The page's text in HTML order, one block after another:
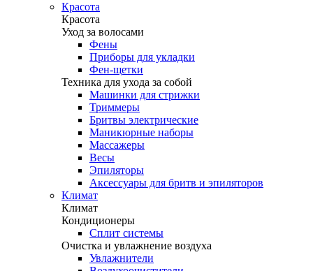
Красота
Красота
Уход за волосами
Фены
Приборы для укладки
Фен-щетки
Техника для ухода за собой
Машинки для стрижки
Триммеры
Бритвы электрические
Маникюрные наборы
Массажеры
Весы
Эпиляторы
Аксессуары для бритв и эпиляторов
Климат
Климат
Кондиционеры
Сплит системы
Очистка и увлажнение воздуха
Увлажнители